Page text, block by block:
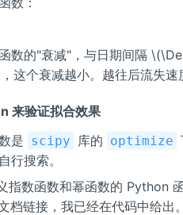
数的"衰减"，与日期间隔
这个衰减越小。越往后流失速
来验证拟合效果
是 scipy 库的 optimize
行搜索。
指数函数和幂函数的 Python
档链接，我已经在代码中给出